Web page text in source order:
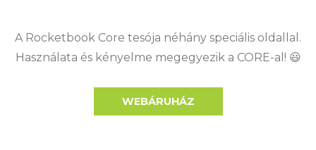
A Rocketbook Core tesója néhány speciális oldallal.
Használata és kényelme megegyezik a CORE-al! 😃
WEBÁRUHÁZ